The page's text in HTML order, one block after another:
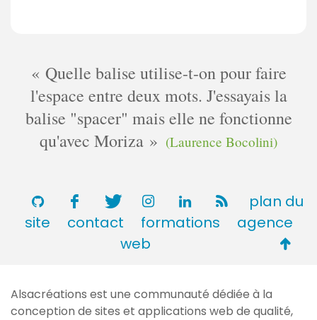
Quelle balise utilise-t-on pour faire
l'espace entre deux mots. J'essayais la
balise "spacer" mais elle ne fonctionne
qu'avec Moriza
(Laurence Bocolini)
plan du
site
contact formations
agence
web
de
Alsacréations est une communauté dédiée à la
conception de sites et applications web de qualité,